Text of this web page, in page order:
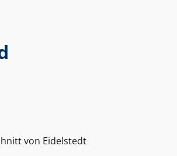
von Eidelstedt